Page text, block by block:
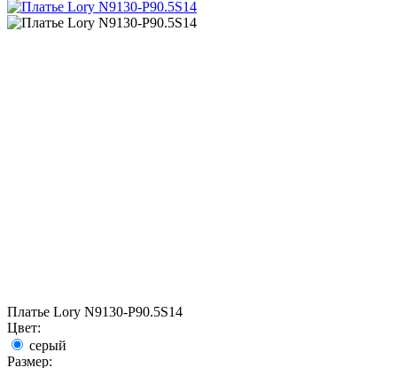
Платье Lory N9130-P90.5S14
Цвет:
серый
Размер: